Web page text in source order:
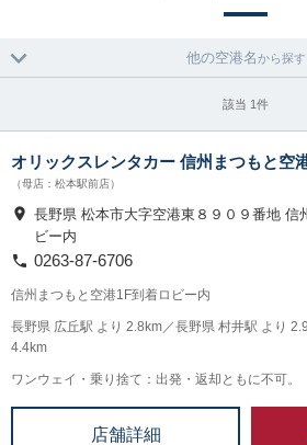
他の空港名から探す
該当 1件
オリックスレンタカー 信州まつもと空
（母店：松本駅前店）
長野県 松本市大字空港東８９０９番地 信
ビー内
0263-87-6706
信州まつもと空港1F到着ロビー内
長野県 広丘駅 より 2.8km／長野県 村井駅 より
4.4km
ワンウェイ・乗り捨て：出発・返却ともに不可。
店舗詳細